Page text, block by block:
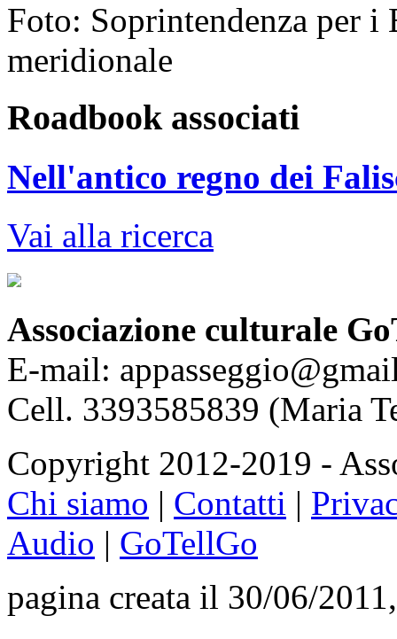
Foto: Soprintendenza per
meridionale
Roadbook associati
Nell'antico regno dei
Vai alla ricerca
Associazione culturale
E-mail:
Cell. 3393585839 (Maria
Copyright 2012-2019 -
Chi siamo | Contatti |
Audio | GoTellGo
pagina creata il 30/06/